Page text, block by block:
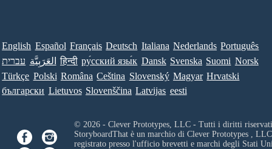
English Español Français Deutsch Italiana Nederlands Português
עברית العَرَبِيَّة हिन्दी ру́сский язы́к Dansk Svenska Suomi Norsk
Türkçe Polski Româna Ceština Slovenský Magyar Hrvatski
български Lietuvos Slovenščina Latvijas eesti
© 2026 - Clever Prototypes, LLC - Tutti i diritti
StoryboardThat è un marchio di Clever Prototypes , LLC
registrato presso l'ufficio brevetti e marchi degli Stati